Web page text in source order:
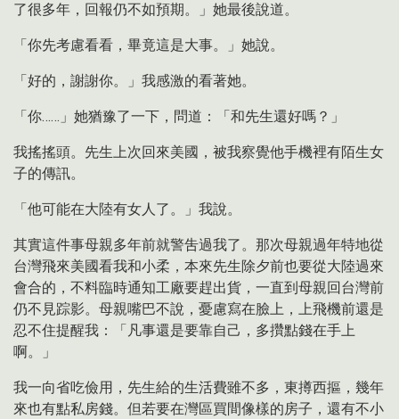
了很多年，回報仍不如預期。」她最後說道。
「你先考慮看看，畢竟這是大事。」她說。
「好的，謝謝你。」我感激的看著她。
「你……」她猶豫了一下，問道：「和先生還好嗎？」
我搖搖頭。先生上次回來美國，被我察覺他手機裡有陌生女
子的傳訊。
「他可能在大陸有女人了。」我說。
其實這件事母親多年前就警吿過我了。那次母親過年特地從
台灣飛來美國看我和小柔，本來先生除夕前也要從大陸過來
會合的，不料臨時通知工廠要趕出貨，一直到母親回台灣前
仍不見踪影。母親嘴巴不說，憂慮寫在臉上，上飛機前還是
忍不住提醒我：「凡事還是要靠自己，多攢點錢在手上
啊。」
我一向省吃儉用，先生給的生活費雖不多，東撙西摳，幾年
來也有點私房錢。但若要在灣區買間像樣的房子，還有不小